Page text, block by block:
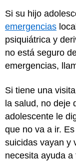
Si su hijo
emergencias
psiquiátrica y
no está seguro
emergencias,
Si tiene una
la salud, no deje
adolescente le
que no va a ir.
suicidas vayan y
necesita ayuda